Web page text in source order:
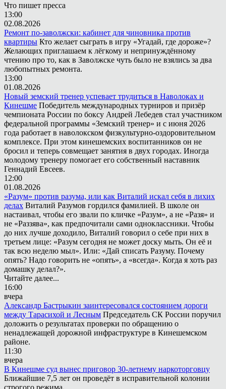
Что пишет пресса
13:00
02.08.2026
Ремонт по-заволжски: кабинет для чиновника против
квартиры Кто желает сыграть в игру «Угадай, где дороже»?
Желающих приглашаем к лёгкому и непринуждённому
чтению про то, как в Заволжске чуть было не взялись за два
любопытных ремонта.
13:00
01.08.2026
Новый земский тренер успевает трудиться в Наволоках и
Кинешме Победитель международных турниров и призёр
чемпионата России по боксу Андрей Лебедев стал участником
федеральной программы «Земский тренер» и с июня 2026
года работает в наволокском физкультурно-оздоровительном
комплексе. При этом кинешемских воспитанников он не
бросил и теперь совмещает занятия в двух городах. Иногда
молодому тренеру помогает его собственный наставник
Геннадий Евсеев.
12:00
01.08.2026
«Разум» против разума, или как Виталий искал себя в лихих
делах Виталий Разумов гордился фамилией. В школе он
настаивал, чтобы его звали по кличке «Разум», а не «Разя» и
не «Раззява», как предпочитали сами одноклассники. Чтобы
до них лучше доходило, Виталий говорил о себе при них в
третьем лице: «Разум сегодня не может доску мыть. Он её и
так всю неделю мыл». Или: «Дай списать Разуму. Почему
опять? Надо говорить не «опять», а «всегда». Когда я хоть раз
домашку делал?».
Читайте далее...
16:00
вчера
Александр Бастрыкин заинтересовался состоянием дороги
между Тарасихой и Лесным Председатель СК России поручил
доложить о результатах проверки по обращению о
ненадлежащей дорожной инфраструктуре в Кинешемском
районе.
11:30
вчера
В Кинешме суд вынес приговор 30-летнему наркоторговцу
Ближайшие 7,5 лет он проведёт в исправительной колонии
строгого режима.